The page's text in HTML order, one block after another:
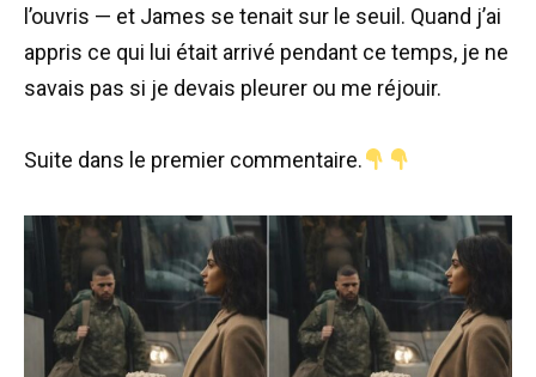
l’ouvris — et James se tenait sur le seuil. Quand j’ai
appris ce qui lui était arrivé pendant ce temps, je ne
savais pas si je devais pleurer ou me réjouir.
Suite dans le premier commentaire.